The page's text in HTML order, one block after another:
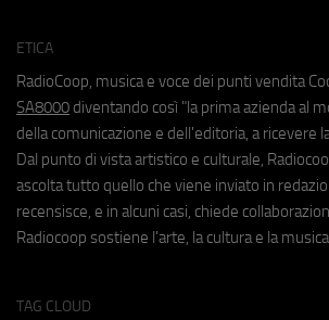
ETICA
RadioCoop, musica e voce dei punti vendita
SA8000 diventando così "la prima azienda al
della comunicazione e dell'editoria, a ricevere
Dal punto di vista artistico e culturale,
ascolta tutto quello che viene inviato in
recensisce, e in alcuni casi, chiede
Radiocoop sostiene l'arte, la cultura e la
TAG CLOUD